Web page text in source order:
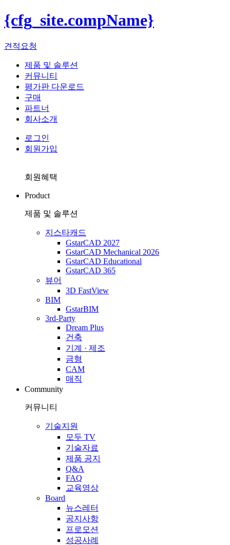
{cfg_site.compName}
견적요청
제품 및 솔루션
커뮤니티
평가판 다운로드
구매
파트너
회사소개
로그인
회원가입
회원혜택
Product
제품 및 솔루션
지스타캐드
GstarCAD 2027
GstarCAD Mechanical 2026
GstarCAD Educational
GstarCAD 365
뷰어
3D FastView
BIM
GstarBIM
3rd-Party
Dream Plus
건축
기계 · 제조
금형
CAM
매직
Community
커뮤니티
기술지원
모두 TV
기술자료
제품 공지
Q&A
FAQ
교육영상
Board
뉴스레터
공지사항
프로모션
성공사례